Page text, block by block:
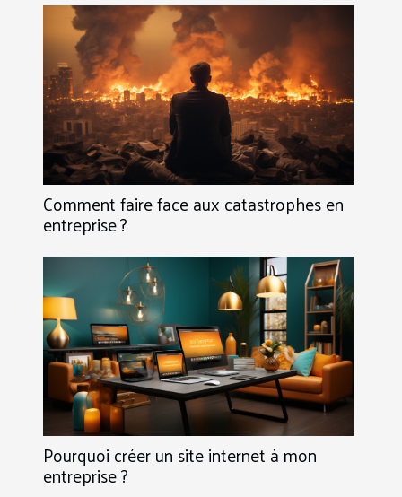
Comment faire face aux catastrophes en
entreprise ?
Pourquoi créer un site internet à mon
entreprise ?